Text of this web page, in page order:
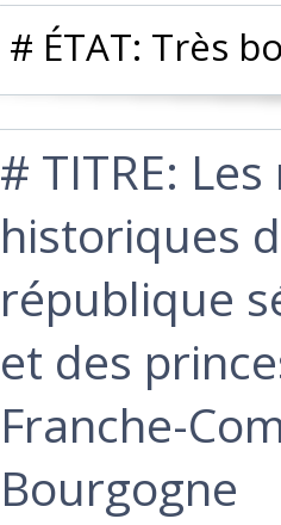
# ÉTAT: Très
‎# TITRE:
historiques
république
et des
Franche-
Bourgogne‎